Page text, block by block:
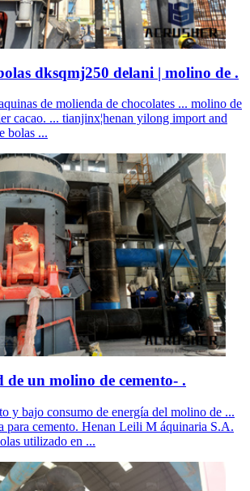
dksqmj250 delani | molino de .
de molienda de chocolates ... molino de
cacao. ... tianjinx¦henan yilong import and
bolas ...
de un molino de cemento- .
y bajo consumo de energía del molino de ...
para cemento. Henan Leili M áquinaria S.A.
utilizado en ...